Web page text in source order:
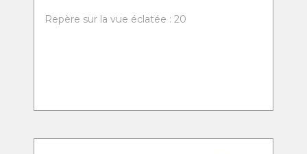
Repère sur la vue éclatée : 20